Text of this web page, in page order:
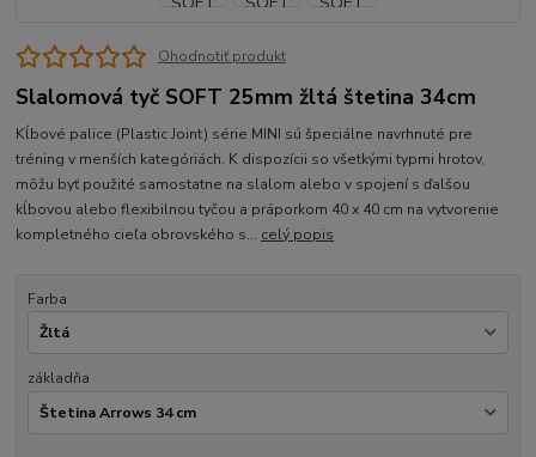
Ohodnotiť produkt
Slalomová tyč SOFT 25mm žltá štetina 34cm
Kĺbové palice (Plastic Joint) série MINI sú špeciálne navrhnuté pre
tréning v menších kategóriách. K dispozícii so všetkými typmi hrotov,
môžu byť použité samostatne na slalom alebo v spojení s ďalšou
kĺbovou alebo flexibilnou tyčou a práporkom 40 x 40 cm na vytvorenie
kompletného cieľa obrovského s... celý popis
Farba
základňa